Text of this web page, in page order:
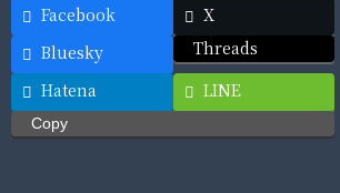
Facebook
X
Bluesky
Threads
Hatena
LINE
Copy